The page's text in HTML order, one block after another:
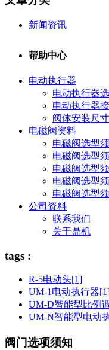
新闻资讯
帮助中心
电动执行器
电动执行器
电动执行器
阀体安装尺寸
电磁阀资料
电磁阀选型
电磁阀选型
电磁阀选型
电磁阀选型
电磁阀选型
公司资料
联系我们
关于鼎机
tags :
R-5电动头[1]
UM-1电动执行器
UM-D智能型比例
UM-N智能型电动
阀门选项须知